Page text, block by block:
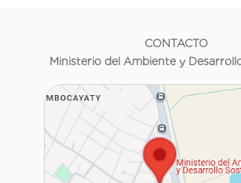
CONTACTO
Ministerio del Ambiente y